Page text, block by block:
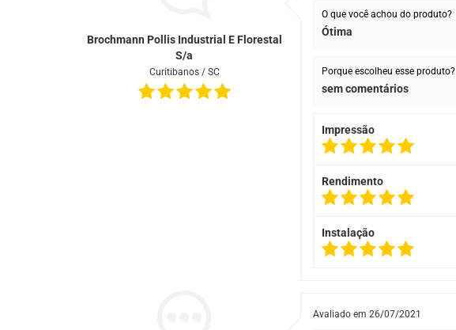
Brochmann Pollis Industrial E Florestal
S/a
Curitibanos / SC
O que você achou do produto?
Ótima
Porque escolheu esse produto?
sem comentários
Impressão
Rendimento
Instalação
Avaliado em 26/07/2021